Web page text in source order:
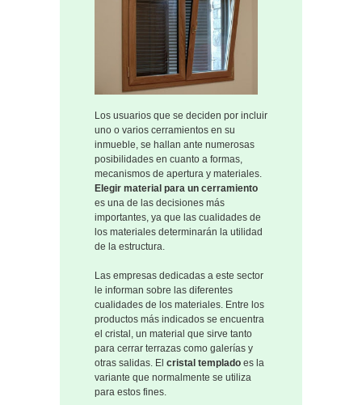
Los usuarios que se deciden por incluir
uno o varios cerramientos en su
inmueble, se hallan ante numerosas
posibilidades en cuanto a formas,
mecanismos de apertura y materiales.
Elegir material para un cerramiento
es una de las decisiones más
importantes, ya que las cualidades de
los materiales determinarán la utilidad
de la estructura.
Las empresas dedicadas a este sector
le informan sobre las diferentes
cualidades de los materiales. Entre los
productos más indicados se encuentra
el cristal, un material que sirve tanto
para cerrar terrazas como galerías y
otras salidas. El cristal templado es la
variante que normalmente se utiliza
para estos fines.